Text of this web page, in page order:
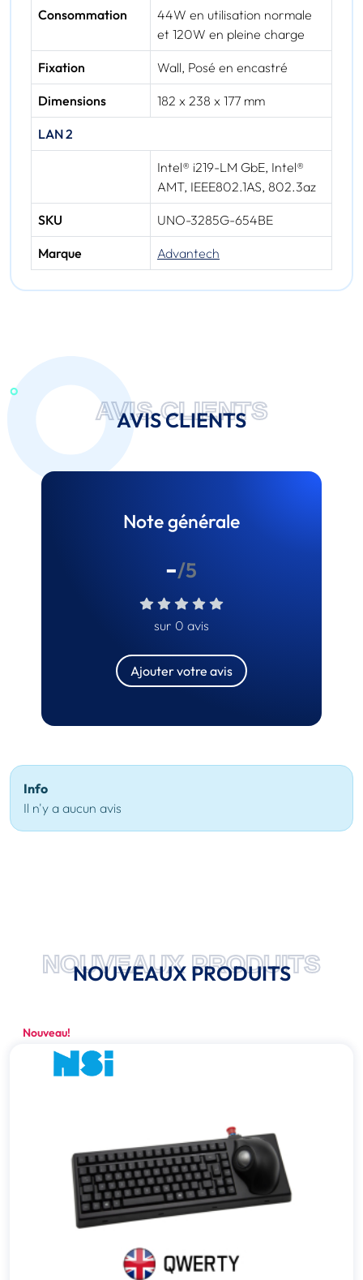
Consommation
44W en utilisation normale
et 120W en pleine charge
Fixation Wall, Posé en encastré
Dimensions 182 x 238 x 177 mm
LAN 2
Intel® i219-LM GbE, Intel®
AMT, IEEE802.1AS, 802.3az
SKU UNO-3285G-654BE
Marque Advantech
AVIS CLIENTS
AVIS CLIENTS
Note générale
-/5
sur 0 avis
Ajouter votre avis
Info
Il n'y a aucun avis
NOUVEAUX PRODUITS
NOUVEAUX PRODUITS
Nouveau!